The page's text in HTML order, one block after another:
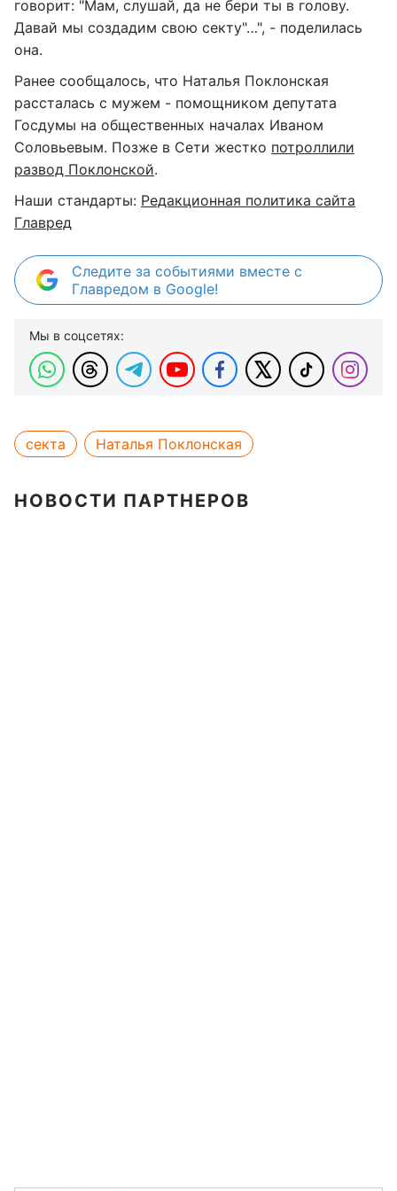
говорит: "Мам, слушай, да не бери ты в голову.
Давай мы создадим свою секту"…", - поделилась
она.
Ранее сообщалось, что Наталья Поклонская
рассталась с мужем - помощником депутата
Госдумы на общественных началах Иваном
Соловьевым. Позже в Сети жестко потроллили
развод Поклонской.
Наши стандарты: Редакционная политика сайта
Главред
Следите за событиями вместе с
Главредом в Google!
Мы в соцсетях:
секта Наталья Поклонская
НОВОСТИ ПАРТНЕРОВ